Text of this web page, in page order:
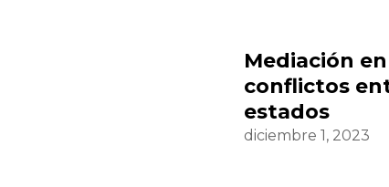
Mediación
conflictos
estados
diciembre 1, 2023